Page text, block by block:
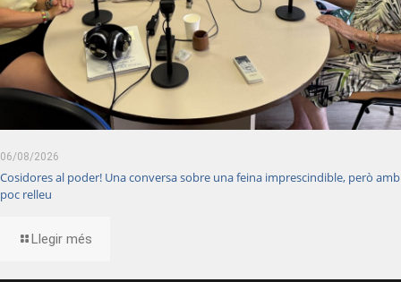
06/08/2026
Cosidores al poder! Una conversa sobre una feina imprescindible, però amb
poc relleu
Llegir més